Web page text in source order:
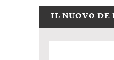
IL NUOVO DE